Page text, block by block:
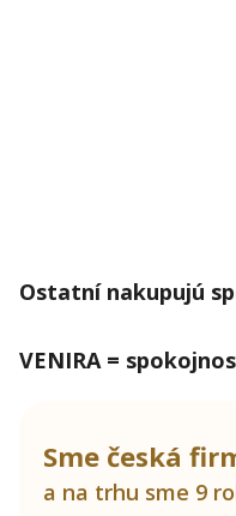
Ostatní nakupujú
VENIRA =
Sme česká
a na trhu sme 9